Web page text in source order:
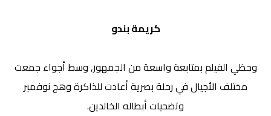
كريمة بندو
وحظي الفيلم بمتابعة واسعة من الجمهور, وسط أجواء جمعت
مختلف الأجيال في رحلة بصرية أعادت للذاكرة وهج نوفمبر
وتضحيات أبطاله الخالدين.